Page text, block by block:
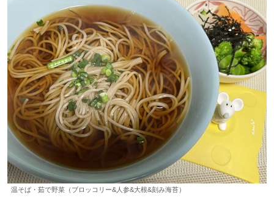
温そば・茹で野菜（ブロッコリー&人参&大根&刻み海苔）